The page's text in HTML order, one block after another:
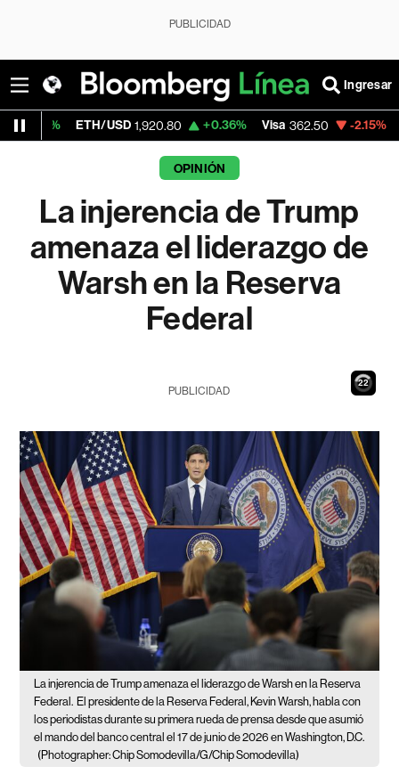
PUBLICIDAD
Ingresar
USD 1,920.80 +0.36% Visa 362.50 -2.15%
OPINIÓN
La injerencia de Trump
amenaza el liderazgo de
Warsh en la Reserva
Federal
21
PUBLICIDAD
La injerencia de Trump amenaza el liderazgo de Warsh en la Reserva
Federal. El presidente de la Reserva Federal, Kevin Warsh, habla con
los periodistas durante su primera rueda de prensa desde que asumió
el mando del banco central el 17 de junio de 2026 en Washington, D.C.
(Photographer: Chip Somodevilla/G/Chip Somodevilla)